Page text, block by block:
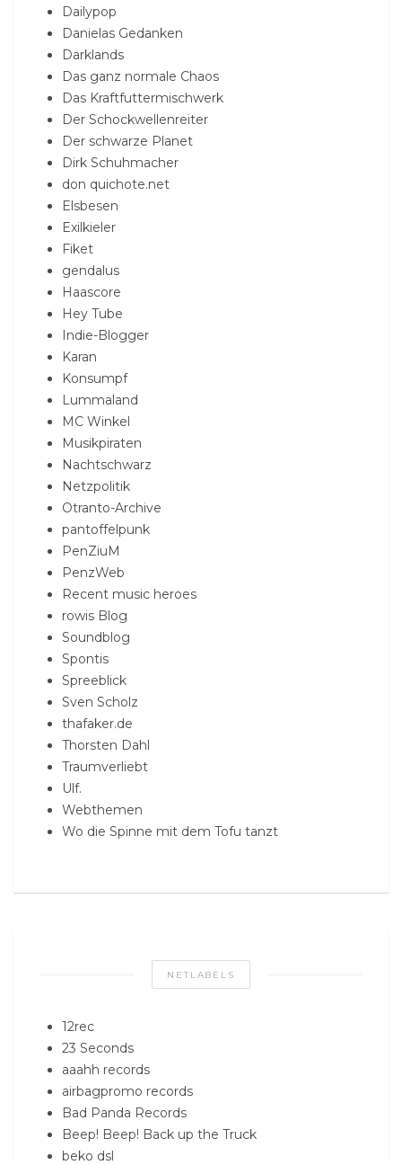
Dailypop
Danielas Gedanken
Darklands
Das ganz normale Chaos
Das Kraftfuttermischwerk
Der Schockwellenreiter
Der schwarze Planet
Dirk Schuhmacher
don quichote.net
Elsbesen
Exilkieler
Fiket
gendalus
Haascore
Hey Tube
Indie-Blogger
Karan
Konsumpf
Lummaland
MC Winkel
Musikpiraten
Nachtschwarz
Netzpolitik
Otranto-Archive
pantoffelpunk
PenZiuM
PenzWeb
Recent music heroes
rowis Blog
Soundblog
Spontis
Spreeblick
Sven Scholz
thafaker.de
Thorsten Dahl
Traumverliebt
Ulf.
Webthemen
Wo die Spinne mit dem Tofu tanzt
NETLABELS
12rec
23 Seconds
aaahh records
airbagpromo records
Bad Panda Records
Beep! Beep! Back up the Truck
beko dsl